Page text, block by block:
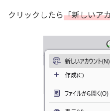
クリックしたら「新しいア